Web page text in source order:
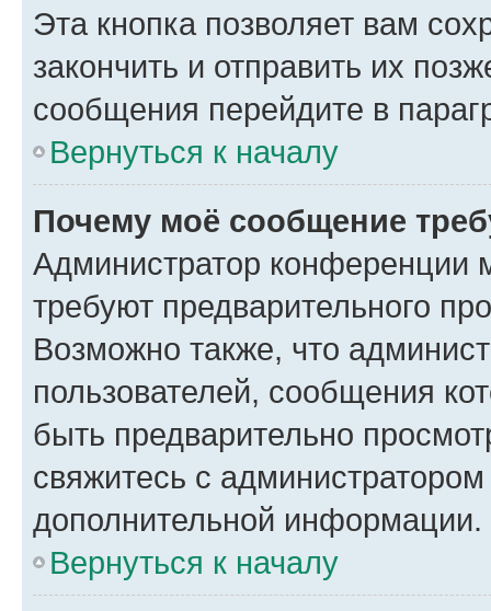
Эта кнопка позволяет вам
закончить и отправить их
сообщения перейдите в
Вернуться к началу
Почему моё сообщение
Администратор конференции
требуют предварительного
Возможно также, что
пользователей, сообщения
быть предварительно
свяжитесь с
дополнительной информации.
Вернуться к началу